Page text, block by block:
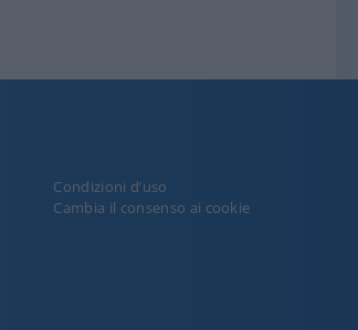
Condizioni d’uso
Cambia il consenso ai cookie